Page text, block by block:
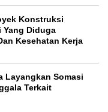
Konstruksi
Yang Diduga
Kesehatan Kerja
Layangkan Somasi
Terkait